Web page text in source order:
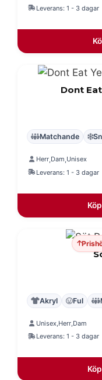
Leverans: 1 - 3 dagar
Dont
Matchande
Herr Dam Unisex
Leverans: 1 - 3 dagar
Akryl Ful
Unisex,Herr,Dam
Leverans: 1 - 3 dagar